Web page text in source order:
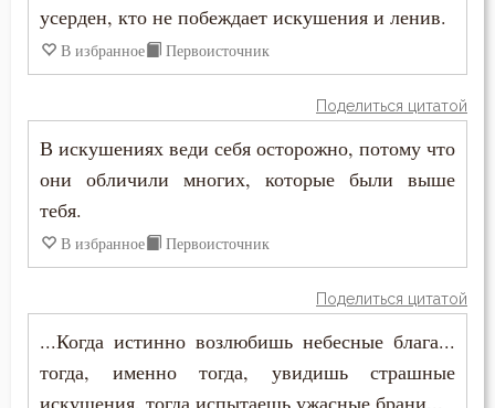
Добро
Добродетель
Дух Святой
Духовная жизнь
Женщина
Марк Подвижник
Никита Стифат
Никодим Святогорец
Никон Оптинский (Беляев)
Нил Сорский
Петр Дамаскин
усерден, кто не побеждает искушения и ленив.
В избранное Первоисточник
Поделиться цитатой
В искушениях веди себя осторожно, потому что
они обличили многих, которые были выше
тебя.
В избранное Первоисточник
Поделиться цитатой
...Когда истинно возлюбишь небесные блага...
тогда, именно тогда, увидишь страшные